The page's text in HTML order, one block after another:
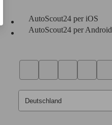
AutoScout24 per iOS
AutoScout24 per Android